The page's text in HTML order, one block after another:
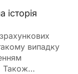
випадку
Також